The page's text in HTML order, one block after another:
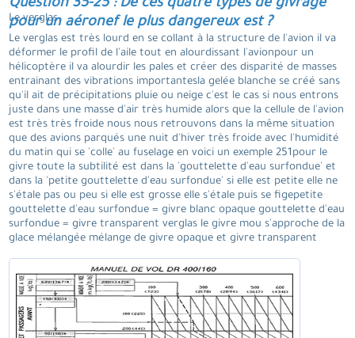
Question 35-25 : De ces quatre types de givrage
pour un aéronef le plus dangereux est ?
Le verglas.
Le verglas est très lourd en se collant à la structure de l'avion il va
déformer le profil de l'aile tout en alourdissant l'avionpour un
hélicoptère il va alourdir les pales et créer des disparité de masses
entrainant des vibrations importantesla gelée blanche se créé sans
qu'il ait de précipitations pluie ou neige c'est le cas si nous entrons
juste dans une masse d'air très humide alors que la cellule de l'avion
est très très froide nous nous retrouvons dans la même situation
que des avions parqués une nuit d'hiver très froide avec l'humidité
du matin qui se 'colle' au fuselage en voici un exemple 251pour le
givre toute la subtilité est dans la 'gouttelette d'eau surfondue' et
dans la 'petite gouttelette d'eau surfondue' si elle est petite elle ne
s'étale pas ou peu si elle est grosse elle s'étale puis se figepetite
gouttelette d'eau surfondue = givre blanc opaque gouttelette d'eau
surfondue = givre transparent verglas le givre mou s'approche de la
glace mélangée mélange de givre opaque et givre transparent